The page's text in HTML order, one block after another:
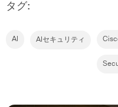
タグ:
AI AIセキュリティ